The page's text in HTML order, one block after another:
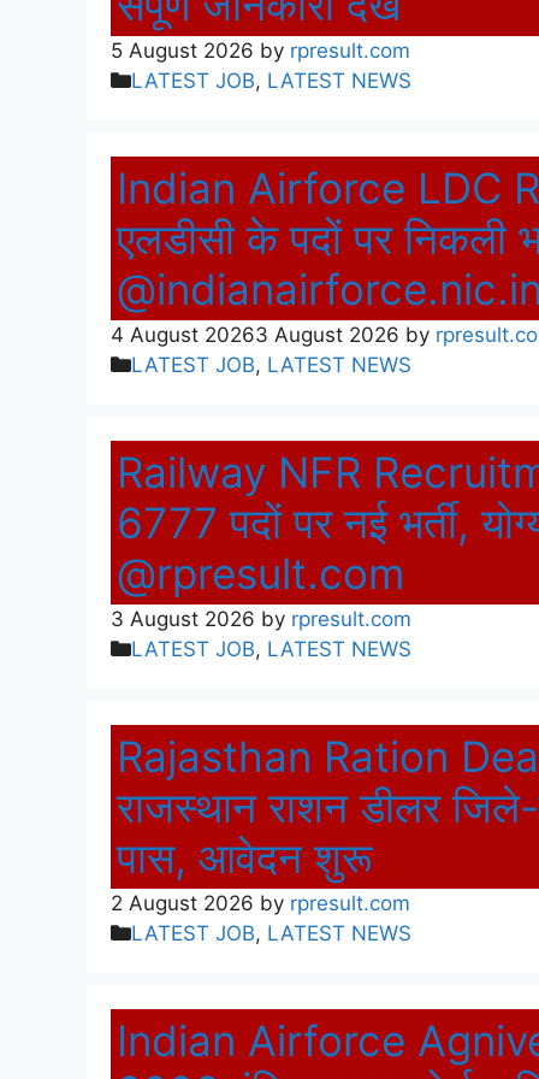
5 August 2026 by rpresult.com
Categories
LATEST JOB, LATEST NEWS
Indian Airforce LDC
एलडीसी के पदों पर निकली
@indianairforce.nic.in
4 August 20263 August 2026 by
Categories
LATEST JOB, LATEST NEWS
Railway NFR
6777 पदों पर नई भर्ती,
@rpresult.com
3 August 2026 by rpresult.com
Categories
LATEST JOB, LATEST NEWS
Rajasthan Ration
राजस्थान राशन डीलर जिले-
पास, आवेदन शुरू
2 August 2026 by rpresult.com
Categories
LATEST JOB, LATEST NEWS
Indian Airforce